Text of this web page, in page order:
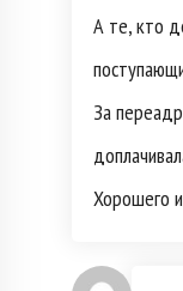
А те, кто
За
Хорошего